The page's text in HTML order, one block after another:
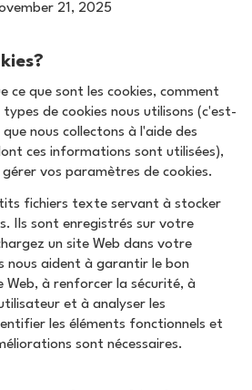
21, 2025
ce que sont les cookies, comment
types de cookies nous utilisons (c'est-
nous collectons à l'aide des
ces informations sont utilisées),
vos paramètres de cookies.
fichiers texte servant à stocker
Ils sont enregistrés sur votre
un site Web dans votre
nous aident à garantir le bon
à renforcer la sécurité, à
et à analyser les
les éléments fonctionnels et
sont nécessaires.